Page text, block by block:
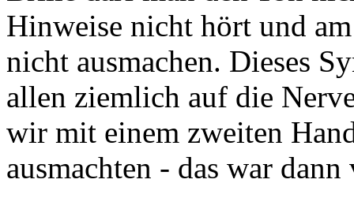
Hinweise nicht hört und
nicht ausmachen. Dieses
allen ziemlich auf die
wir mit einem zweiten
ausmachten - das war